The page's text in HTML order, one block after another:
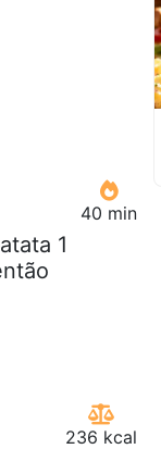
40 min
1
236 kcal